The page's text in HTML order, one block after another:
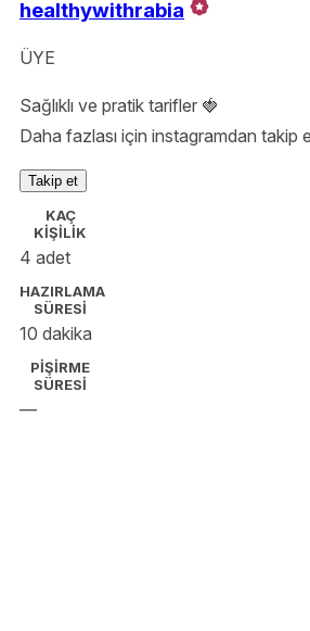
healthywithrabia
ÜYE
Sağlıklı ve pratik tarifler 🍓
Daha fazlası için instagramdan takip
Takip et
KAÇ
KİŞİLİK
4 adet
HAZIRLAMA
SÜRESİ
10 dakika
PİŞİRME
SÜRESİ
—